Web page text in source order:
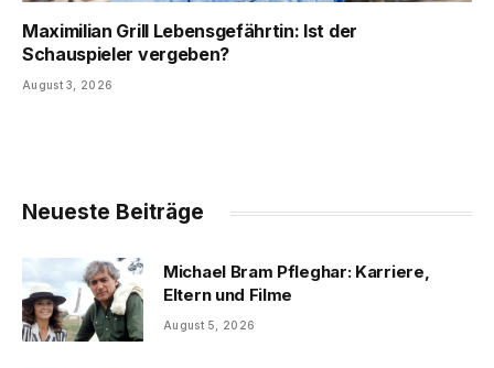
Maximilian Grill Lebensgefährtin: Ist der
Schauspieler vergeben?
August 3, 2026
Neueste Beiträge
Michael Bram Pfleghar: Karriere,
Eltern und Filme
August 5, 2026